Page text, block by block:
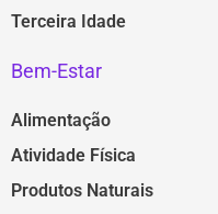
Terceira Idade
Bem-Estar
Alimentação
Atividade Física
Produtos Naturais